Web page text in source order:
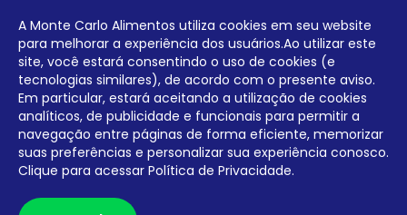
Siga a Monte Carlo Alimentos nas redes sociais!
INTERFRIOS COMÉRCIO DE FRIOS E LATICÍNIOS EIRELI CNPJ:
00.140.150/0001-09 INSCRIÇÃO ESTADUAL: 112.576.117.113
A Monte Carlo Alimentos utiliza cookies em seu website
para melhorar a experiência dos usuários.Ao utilizar este
site, você estará consentindo o uso de cookies (e
tecnologias similares), de acordo com o presente aviso.
Em particular, estará aceitando a utilização de cookies
analíticos, de publicidade e funcionais para permitir a
navegação entre páginas de forma eficiente, memorizar
suas preferências e personalizar sua experiência conosco.
Clique para acessar Política de Privacidade.